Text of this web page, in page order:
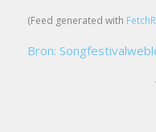
(Feed generated with
Bron: